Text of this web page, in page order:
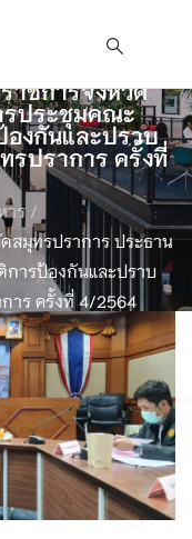
าชการจังหวัด
รประชุมคณะ
งกันและปราบ
รปราการ ครั้งที่
าร /
สมุทรปราการ ประธาน
ารป้องกันและปราบ
าร ครั้งที่ 4/2564